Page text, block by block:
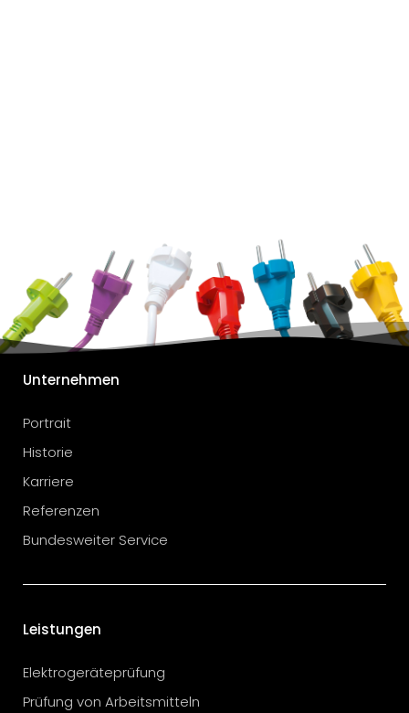
Unternehmen
Portrait
Historie
Karriere
Referenzen
Bundesweiter Service
Leistungen
Elektrogeräteprüfung
Prüfung von Arbeitsmitteln